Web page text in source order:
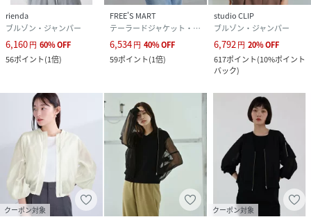
rienda
ブルゾン・ジャンパー
6,160円 60%OFF
56ポイント(1倍)
FREE'S MART
テーラードジャケット・ブレザー
6,534円 40%OFF
59ポイント(1倍)
studio CLIP
ブルゾン・ジャンパー
6,792円 20%OFF
617ポイント(10%ポイント
バック)
クーポン対象 クーポン対象